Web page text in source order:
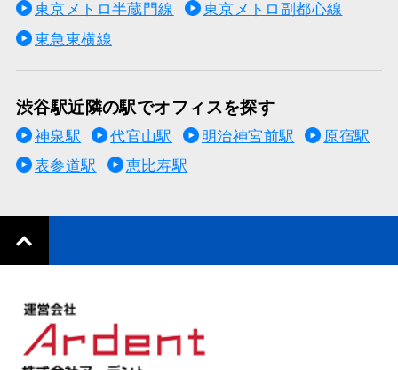
東京メトロ半蔵門線
東京メトロ副都心線
東急東横線
渋谷駅近隣の駅でオフィスを探す
神泉駅 代官山駅 明治神宮前駅
原宿駅
表参道駅
恵比寿駅